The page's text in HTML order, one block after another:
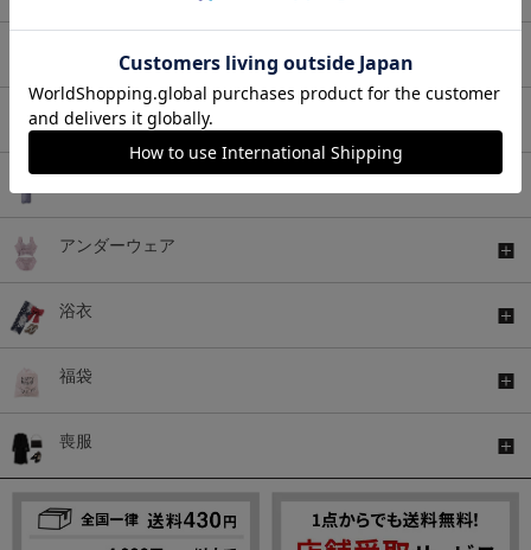
シューズ
ファッショングッズ
アンダーウェア
浴衣
福袋
喪服